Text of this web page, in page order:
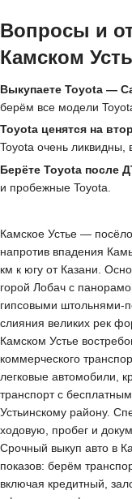
Вопросы и
Камском
Выкупаете Toyota —
берём все модели
Toyota ценятся на
Toyota очень ликвидны,
Берёте Toyota после
и пробежные Toyota.
Камское Устье —
напротив впадения
км к югу от Казани.
горой Лобач с
гипсовыми
слияния великих рек
Камском Устье
коммерческого
легковые автомобили,
транспорт с
Устьинскому району.
ходовую, пробег и
Срочный выкуп авто в
показов: берём
включая кредитный,